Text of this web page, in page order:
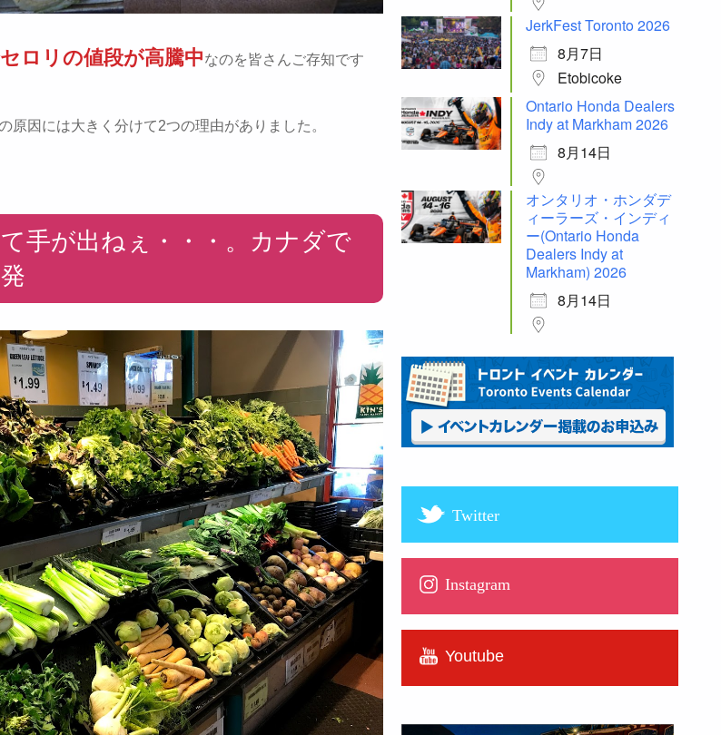
ロリの値段が高騰中なのを皆さんご存知です
原因には大きく分けて2つの理由がありました。
手が出ねぇ・・・。カナダで
JerkFest Toronto 2026
8月7日
Etobicoke
Ontario Honda Dealers
Indy at Markham 2026
8月14日
オンタリオ・ホンダデ
ィーラーズ・インディ
ー(Ontario Honda
Dealers Indy at
Markham) 2026
8月14日
Twitter
Instagram
Youtube